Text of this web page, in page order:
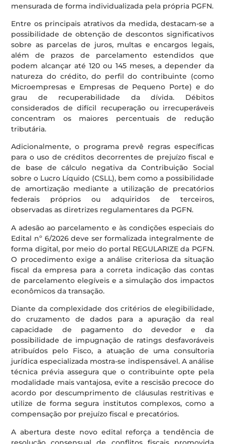
mensurada de forma individualizada pela própria PGFN.
Entre os principais atrativos da medida, destacam-se a
possibilidade de obtenção de descontos significativos
sobre as parcelas de juros, multas e encargos legais,
além de prazos de parcelamento estendidos que
podem alcançar até 120 ou 145 meses, a depender da
natureza do crédito, do perfil do contribuinte (como
Microempresas e Empresas de Pequeno Porte) e do
grau de recuperabilidade da dívida. Débitos
considerados de difícil recuperação ou irrecuperáveis
concentram os maiores percentuais de redução
tributária.
Adicionalmente, o programa prevê regras específicas
para o uso de créditos decorrentes de prejuízo fiscal e
de base de cálculo negativa da Contribuição Social
sobre o Lucro Líquido (CSLL), bem como a possibilidade
de amortização mediante a utilização de precatórios
federais próprios ou adquiridos de terceiros,
observadas as diretrizes regulamentares da PGFN.
A adesão ao parcelamento e às condições especiais do
Edital nº 6/2026 deve ser formalizada integralmente de
forma digital, por meio do portal REGULARIZE da PGFN.
O procedimento exige a análise criteriosa da situação
fiscal da empresa para a correta indicação das contas
de parcelamento elegíveis e a simulação dos impactos
econômicos da transação.
Diante da complexidade dos critérios de elegibilidade,
do cruzamento de dados para a apuração da real
capacidade de pagamento do devedor e da
possibilidade de impugnação de ratings desfavoráveis
atribuídos pelo Fisco, a atuação de uma consultoria
jurídica especializada mostra-se indispensável. A análise
técnica prévia assegura que o contribuinte opte pela
modalidade mais vantajosa, evite a rescisão precoce do
acordo por descumprimento de cláusulas restritivas e
utilize de forma segura institutos complexos, como a
compensação por prejuízo fiscal e precatórios.
A abertura deste novo edital reforça a tendência de